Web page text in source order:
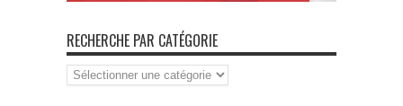
RECHERCHE PAR CATÉGORIE
Recherche
par